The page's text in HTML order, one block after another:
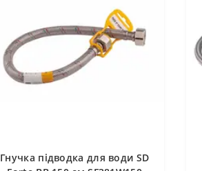
Гнучка підводка для води SD